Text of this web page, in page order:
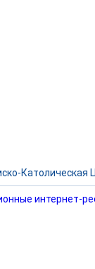
Католическая
интернет-